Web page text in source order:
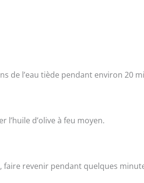
de l’eau tiède pendant environ 20
l’huile d’olive à feu moyen.
revenir pendant quelques